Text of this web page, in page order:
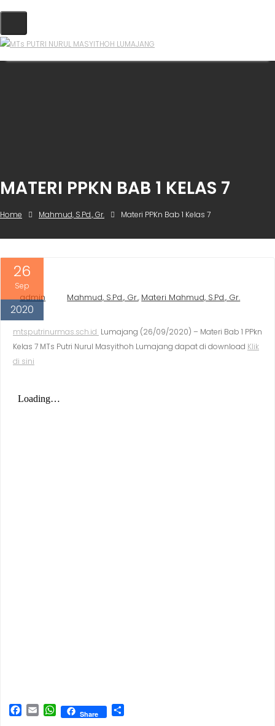
MATERI PPKN BAB 1 KELAS 7
Home Mahmud, S.Pd., Gr. Materi PPKn Bab 1 Kelas 7
26
Sep
2020
admin Mahmud, S.Pd., Gr., Materi Mahmud, S.Pd., Gr.
mtsputrinurmas.sch.id Lumajang (26/09/2020) – Materi Bab 1 PPkn
Kelas 7 MTs Putri Nurul Masyithoh Lumajang dapat di download Klik
di sini
W
h
Share